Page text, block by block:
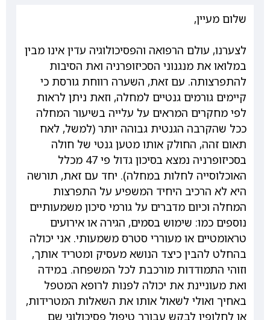
שלום מעיין,
לצערנו, עולם הרפואה והפסיכולוגיה עדין אינו מבין
במלואו את מנגנוני הסכיזופרניה ואת הסיבות
להתפרצותה. עם זאת, השערה רווחת גורסת כי
קיימים גורמים גנטיים למחלה, וזאת ניתן לראות
לפי מחקרים המראים על עלייה בשיעור המחלה
ככל שהקרבה הגנטית גבוהה יותר (למשל, לאח
תאום זהה, החולק אותו מטען גנטי של חולה
בסכיזופרניה נמצא בסיכון גדול פי 47 מכלל
האוכלוסייה לחלות במחלה). יחד עם זאת, תורשה
היא לא הרכיב היחיד המשפיע על התפרצות
המחלה וכיום מדברים על גורמי סיכון משמעותיים
נוספים כמו: שימוש בסמים, הגירה או אירועים
טראומטיים או מעוררי סטרס משמעותי. אני יכולה
בהחלט להבין כיצד הנושא מעסיק ומטריד אותך,
וזוהי התמודדות מורכבת לכל המשפחה. במידה
ואת מעוניינת את יכולה לפנות לרופא המטפל
באחיך ואולי לשאול אותו את השאלות המטרידות,
או לחלופין לבקש עבורך טיפול פסיכולוגי שם